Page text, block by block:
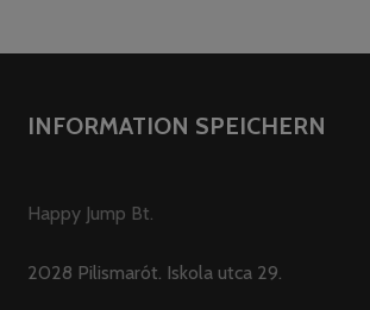
INFORMATION SPEICHERN
Happy Jump Bt.
2028 Pilismarót. Iskola utca 29.